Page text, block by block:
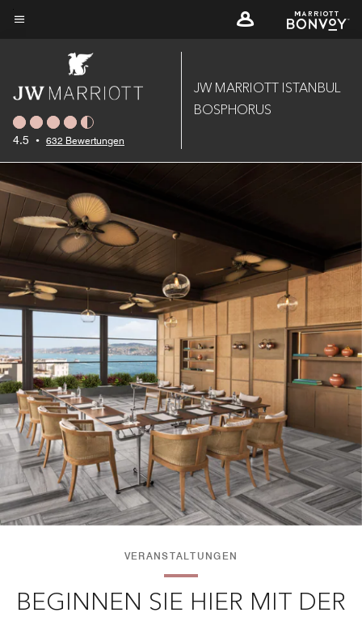
Skip
4.5 • 632 Bewertungen
JW MARRIOTT ISTANBUL
BOSPHORUS
VERANSTALTUNGEN
BEGINNEN SIE HIER MIT DER